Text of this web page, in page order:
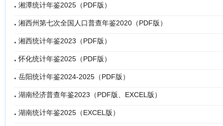
湘潭统计年鉴2025（PDF版）
湘西州第七次全国人口普查年鉴2020（PDF版）
湘西统计年鉴2023（PDF版）
怀化统计年鉴2025（PDF版）
岳阳统计年鉴2024-2025（PDF版）
湖南经济普查年鉴2023（PDF版、EXCEL版）
湖南统计年鉴2025（EXCEL版）